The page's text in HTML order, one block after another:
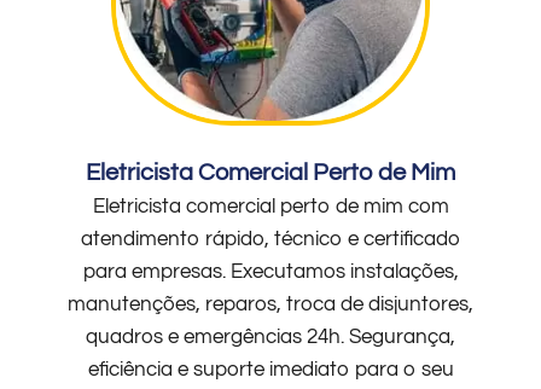
Eletricista Comercial Perto de Mim
Eletricista comercial perto de mim com
atendimento rápido, técnico e certificado
para empresas. Executamos instalações,
manutenções, reparos, troca de disjuntores,
quadros e emergências 24h. Segurança,
eficiência e suporte imediato para o seu